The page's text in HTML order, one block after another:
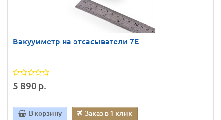
Вакуумметр на отсасыватели 7E
5 890 р.
В корзину Заказ в 1 клик